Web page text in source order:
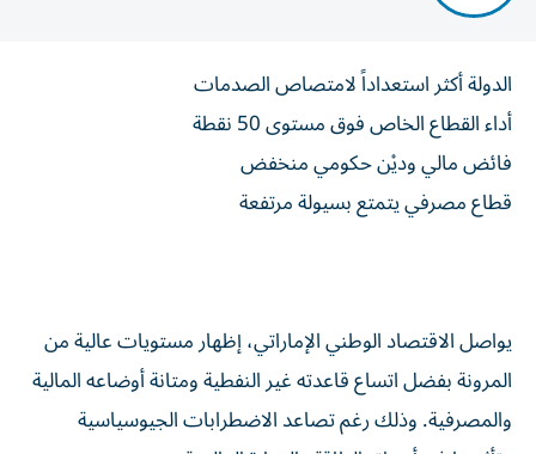
الدولة أكثر استعداداً لامتصاص الصدمات
أداء القطاع الخاص فوق مستوى 50 نقطة
فائض مالي وديْن حكومي منخفض
قطاع مصرفي يتمتع بسيولة مرتفعة
يواصل الاقتصاد الوطني الإماراتي، إظهار مستويات عالية من
المرونة بفضل اتساع قاعدته غير النفطية ومتانة أوضاعه المالية
والمصرفية. وذلك رغم تصاعد الاضطرابات الجيوسياسية